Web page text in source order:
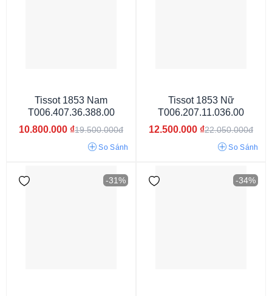
Tissot 1853 Nam
T006.407.36.388.00
10.800.000 ₫19.500.000đ
So Sánh
Tissot 1853 Nữ
T006.207.11.036.00
12.500.000 ₫22.050.000đ
So Sánh
-31% -34%